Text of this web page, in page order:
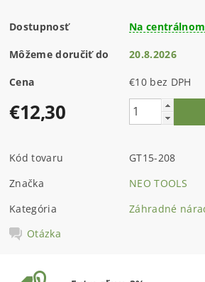
Dostupnosť Na
Môžeme doručiť do 20.8.2026
Cena €10 bez DPH
€12,30
Kód tovaru
GT15-208
Značka
NEO TOOLS
Kategória
Záhradné
Otázka